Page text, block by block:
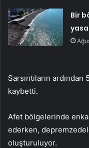
Bir
Sarsıntıların ardından
kaybetti.
Afet bölgelerinde
ederken,
oluşturuluyor.